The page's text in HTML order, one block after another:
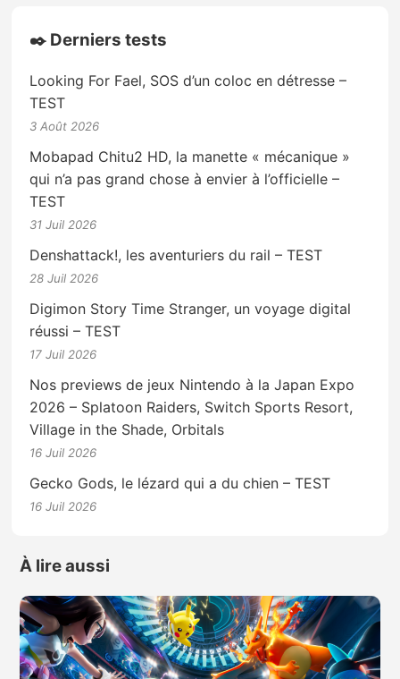
✒️ Derniers tests
Looking For Fael, SOS d’un coloc en détresse –
TEST
3 Août 2026
Mobapad Chitu2 HD, la manette « mécanique »
qui n’a pas grand chose à envier à l’officielle –
TEST
31 Juil 2026
Denshattack!, les aventuriers du rail – TEST
28 Juil 2026
Digimon Story Time Stranger, un voyage digital
réussi – TEST
17 Juil 2026
Nos previews de jeux Nintendo à la Japan Expo
2026 – Splatoon Raiders, Switch Sports Resort,
Village in the Shade, Orbitals
16 Juil 2026
Gecko Gods, le lézard qui a du chien – TEST
16 Juil 2026
À lire aussi